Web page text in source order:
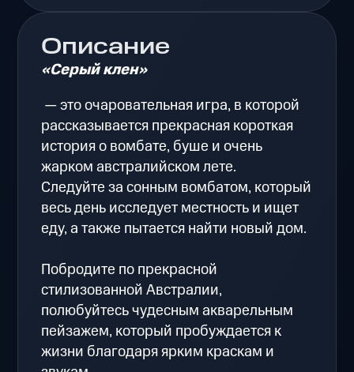
Описание
«Серый клен»
— это очаровательная игра, в которой
рассказывается прекрасная короткая
история о вомбате, буше и очень
жарком австралийском лете.
Следуйте за сонным вомбатом, который
весь день исследует местность и ищет
еду, а также пытается найти новый дом.
Побродите по прекрасной
стилизованной Австралии,
полюбуйтесь чудесным акварельным
пейзажем, который пробуждается к
жизни благодаря ярким краскам и